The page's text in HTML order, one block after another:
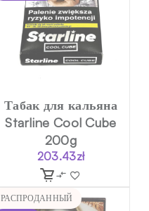
Табак для кальяна
Starline Cool Cube
200g
203.43zł
РАСПРОДАННЫЙ